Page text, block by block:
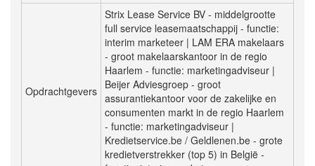
Opdrachtgevers
Strix Lease Service BV - middelgrootte
full service leasemaatschappij - functie:
interim marketeer | LAM ERA makelaars
- groot makelaarskantoor in de regio
Haarlem - functie: marketingadviseur |
Beijer Adviesgroep - groot
assurantiekantoor voor de zakelijke en
consumenten markt in de regio Haarlem
- functie: marketingadviseur |
Kredietservice.be / Geldlenen.be - grote
kredietverstrekker (top 5) in België -